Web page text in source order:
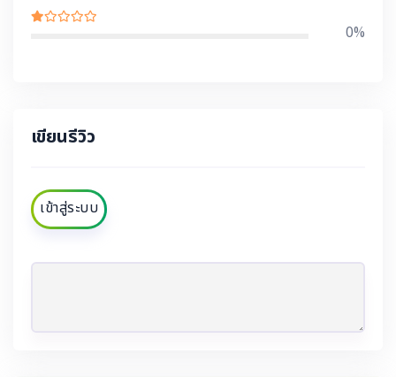
0%
เขียนรีวิว
เข้าสู่ระบบ